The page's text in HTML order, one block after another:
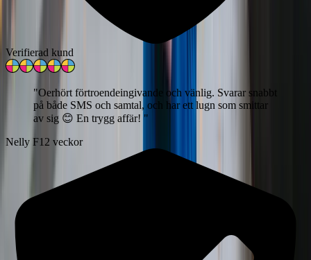
Verifierad kund
"Oerhört förtroendeingivande och vänlig. Svarar snabbt
på både SMS och samtal, och har ett lugn som smittar
av sig 😊 En trygg affär! "
Nelly F12 veckor